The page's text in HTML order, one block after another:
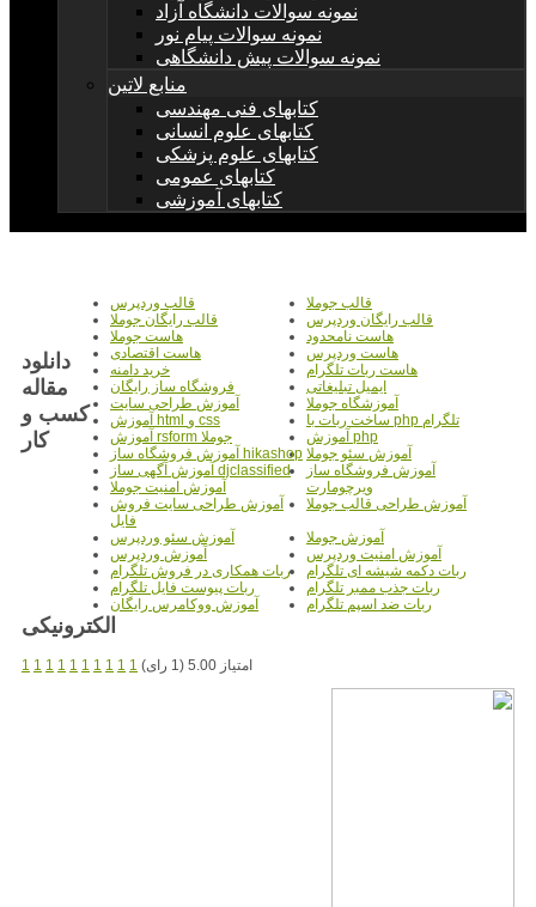
نمونه سوالات دانشگاه آزاد
نمونه سوالات پیام نور
نمونه سوالات پیش دانشگاهی
منابع لاتین
کتابهای فنی مهندسی
کتابهای علوم انسانی
کتابهای علوم پزشکی
کتابهای عمومی
کتابهای آموزشی
قالب جوملا
قالب وردپرس
قالب رایگان وردپرس
قالب رایگان جوملا
هاست نامحدود
هاست جوملا
هاست وردپرس
هاست اقتصادی
هاست ربات تلگرام
خرید دامنه
ایمیل تبلیغاتی
فروشگاه ساز رایگان
آموزشگاه جوملا
آموزش طراحی سایت
ساخت ربات با php تلگرام
آموزش html و css
آموزش php
آموزش rsform جوملا
آموزش سئو جوملا آموزش فروشگاه ساز hikashop
آموزش فروشگاه ساز
ویرچومارت
آموزش آگهی ساز djclassified
آموزش امنیت جوملا
آموزش طراحی قالب جوملا
آموزش طراحی سایت فروش
فایل
آموزش جوملا
آموزش سئو وردپرس
آموزش امنیت وردپرس
آموزش وردپرس
ربات دکمه شیشه ای تلگرام
ربات همکاری در فروش تلگرام
ربات جذب ممبر تلگرام
ربات پیوست فایل تلگرام
ربات ضد اسپم تلگرام
آموزش ووکامرس رایگان
دانلود
مقاله
کسب و
کار‎
الکترونیکی
1 1 1 1 1 1 1 1 1 1 امتیاز 5.00 (1 رای)